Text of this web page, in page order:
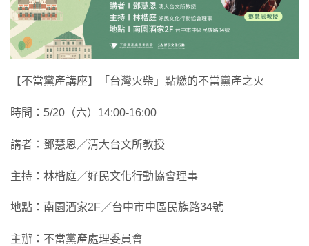
【不當黨產講座】「台灣火柴」點燃的不當黨產之火
時間：5/20（六）14:00-16:00
講者：鄧慧恩／清大台文所教授
主持：林楷庭／好民文化行動協會理事
地點：南園酒家2F／台中市中區民族路34號
主辦：不當黨產處理委員會